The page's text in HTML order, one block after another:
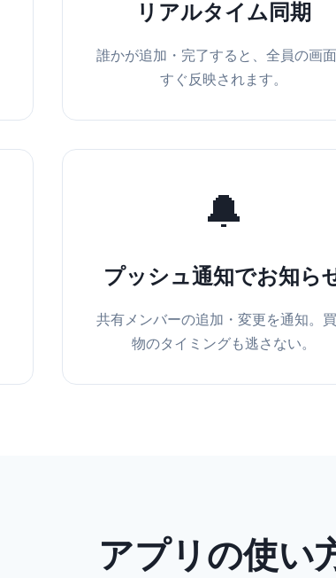
リアルタイム同期
誰かが追加・完了すると、全員の画
すぐ反映されます。
🔔
プッシュ通知でお知ら
共有メンバーの追加・変更を通知。
物のタイミングも逃さない。
アプリの使い